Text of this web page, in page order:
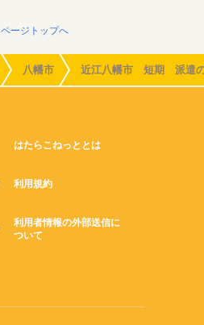
ページトップへ
八幡市 近江八幡市 短期 派遣
はたらこねっととは
利用規約
利用者情報の外部送信に
ついて